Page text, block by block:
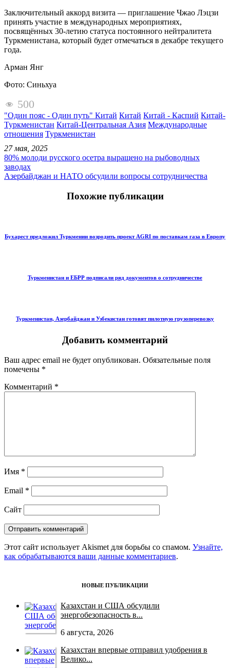
Заключительный аккорд визита — приглашение Чжао Лэцзи
принять участие в международных мероприятиях,
посвящённых 30-летию статуса постоянного нейтралитета
Туркменистана, который будет отмечаться в декабре текущего
года.
Арман Янг
Фото: Синьхуа
500
"Один пояс - Один путь" Китай Китай Китай - Каспий Китай-
Туркменистан Китай-Центральная Азия Международные
отношения Туркменистан
27 мая, 2025
80% молоди русского осетра выращено на рыбоводных
заводах
Азербайджан и НАТО обсудили вопросы сотрудничества
Похожие публикации
Бухарест предложил Туркмении возродить проект AGRI по поставкам газа в Европу
Туркменистан и ЕБРР подписали ряд документов о сотрудничестве
Туркменистан, Азербайджан и Узбекистан готовят пилотную грузоперевозку
Добавить комментарий
Ваш адрес email не будет опубликован. Обязательные поля
помечены *
Комментарий *
Имя *
Email *
Сайт
Этот сайт использует Akismet для борьбы со спамом. Узнайте,
как обрабатываются ваши данные комментариев.
НОВЫЕ ПУБЛИКАЦИИ
Казахстан и США обсудили
энергобезопасность в...
6 августа, 2026
Казахстан впервые отправил удобрения в
Велико...